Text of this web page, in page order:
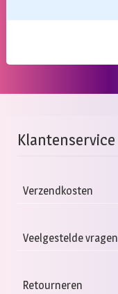
Klantenservice
Verzendkosten
Veelgestelde vragen
Retourneren